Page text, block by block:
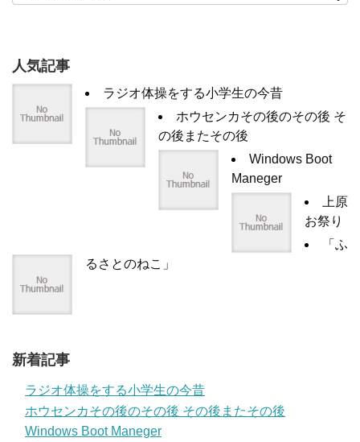
人気記事
ラジオ体操をする小学生の今昔
ホウセンカその後のその後 そ
の後またその後
Windows Boot
Maneger
上原
お祭り
「ふ
るさとのねこ」
新着記事
ラジオ体操をする小学生の今昔
ホウセンカその後のその後 その後またその後
Windows Boot Maneger